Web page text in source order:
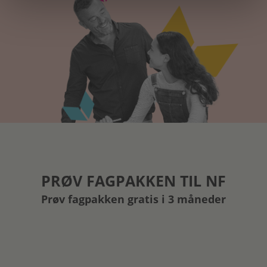
PRØV FAGPAKKEN TIL NF
Prøv fagpakken gratis i 3 måneder